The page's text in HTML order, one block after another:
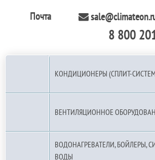
Почта
8 800
КОНДИЦИОНЕРЫ (СПЛИТ-
ВЕНТИЛЯЦИОННОЕ
ВОДОНАГРЕВАТЕЛИ, БОЙЛЕРЫ,
ВОДЫ